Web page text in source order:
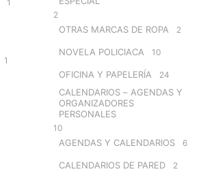
1
1
2
OTRAS MARCAS DE ROPA 2
NOVELA POLICIACA 10
OFICINA Y PAPELERÍA 24
CALENDARIOS – AGENDAS Y
ORGANIZADORES
PERSONALES
10
AGENDAS Y CALENDARIOS 6
CALENDARIOS DE PARED 2